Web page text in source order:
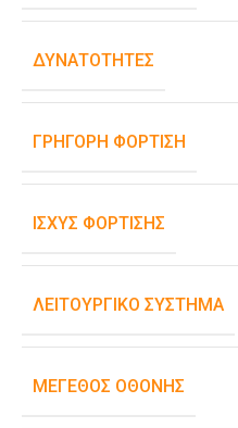
ΔΥΝΑΤΌΤΗΤΕΣ
ΓΡΉΓΟΡΗ ΦΌΡΤΙΣΗ
ΙΣΧΎΣ ΦΌΡΤΙΣΗΣ
ΛΕΙΤΟΥΡΓΙΚΌ ΣΎΣΤΗΜΑ
ΜΈΓΕΘΟΣ ΟΘΌΝΗΣ